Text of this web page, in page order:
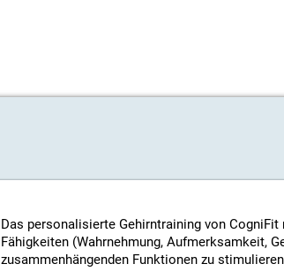
Das personalisierte Gehirntraining von
Fähigkeiten (Wahrnehmung, Aufmerksamkeit,
zusammenhängenden Funktionen zu